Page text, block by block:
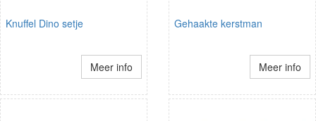
Knuffel Dino setje
Meer info
Gehaakte kerstman
Meer info